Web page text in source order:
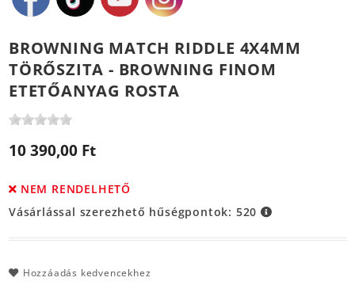
BROWNING MATCH RIDDLE 4X4MM
TÖRŐSZITA - BROWNING FINOM
ETETŐANYAG ROSTA
10 390,00 Ft
NEM RENDELHETŐ
Vásárlással szerezhető hűségpontok: 520
Hozzáadás kedvencekhez